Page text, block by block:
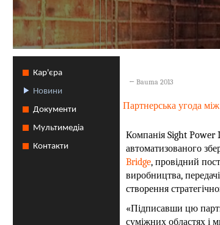
← Bauma 2013
Партнерська угода
Компанія Sight Power
автоматизованого
Bridge, провідний
виробництва,
створення
«Підписавши цю
суміжних областях і
Кар'єра
Новини
Документи
Мультимедіа
Контакти